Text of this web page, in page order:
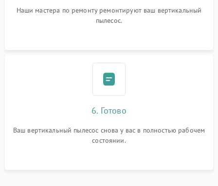
Наши мастера по ремонту ремонтируют ваш вертикальный
пылесос.
6. Готово
Ваш вертикальный пылесос снова у вас в полностью рабочем
состоянии.